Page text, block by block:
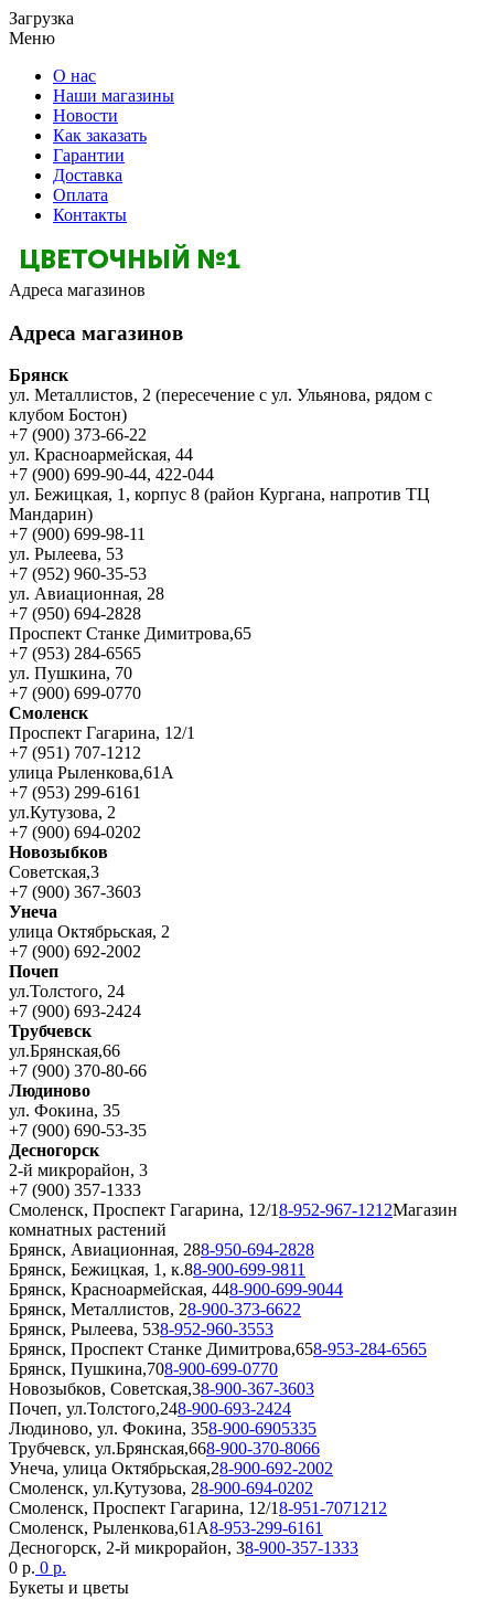
Загрузка
Меню
О нас
Наши магазины
Новости
Как заказать
Гарантии
Доставка
Оплата
Контакты
Адреса магазинов
Адреса магазинов
Брянск
ул. Металлистов, 2 (пересечение с ул. Ульянова, рядом с
клубом Бостон)
+7 (900) 373-66-22
ул. Красноармейская, 44
+7 (900) 699-90-44, 422-044
ул. Бежицкая, 1, корпус 8 (район Кургана, напротив ТЦ
Мандарин)
+7 (900) 699-98-11
ул. Рылеева, 53
+7 (952) 960-35-53
ул. Авиационная, 28
+7 (950) 694-2828
Проспект Станке Димитрова,65
+7 (953) 284-6565
ул. Пушкина, 70
+7 (900) 699-0770
Смоленск
Проспект Гагарина, 12/1
+7 (951) 707-1212
улица Рыленкова,61А
+7 (953) 299-6161
ул.Кутузова, 2
+7 (900) 694-0202
Новозыбков
Советская,3
+7 (900) 367-3603
Унеча
улица Октябрьская, 2
+7 (900) 692-2002
Почеп
ул.Толстого, 24
+7 (900) 693-2424
Трубчевск
ул.Брянская,66
+7 (900) 370-80-66
Людиново
ул. Фокина, 35
+7 (900) 690-53-35
Десногорск
2-й микрорайон, 3
+7 (900) 357-1333
Смоленск, Проспект Гагарина, 12/18-952-967-1212Магазин
комнатных растений
Брянск, Авиационная, 288-950-694-2828
Брянск, Бежицкая, 1, к.88-900-699-9811
Брянск, Красноармейская, 448-900-699-9044
Брянск, Металлистов, 28-900-373-6622
Брянск, Рылеева, 538-952-960-3553
Брянск, Проспект Станке Димитрова,658-953-284-6565
Брянск, Пушкина,708-900-699-0770
Новозыбков, Советская,38-900-367-3603
Почеп, ул.Толстого,248-900-693-2424
Людиново, ул. Фокина, 358-900-6905335
Трубчевск, ул.Брянская,668-900-370-8066
Унеча, улица Октябрьская,28-900-692-2002
Смоленск, ул.Кутузова, 28-900-694-0202
Смоленск, Проспект Гагарина, 12/18-951-7071212
Смоленск, Рыленкова,61А8-953-299-6161
Десногорск, 2-й микрорайон, 38-900-357-1333
0 р. 0 р.
Букеты и цветы